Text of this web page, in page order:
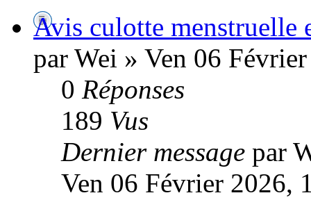
Avis culotte menstruelle
par Wei » Ven 06
0 Réponses
189 Vus
Dernier message par
Ven 06 Février 2026,